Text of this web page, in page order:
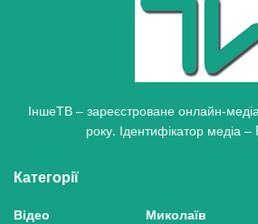
ІншеТВ – зареєстроване онлайн-
року. Ідентифікатор медіа
Категорії
Відео
Миколаїв